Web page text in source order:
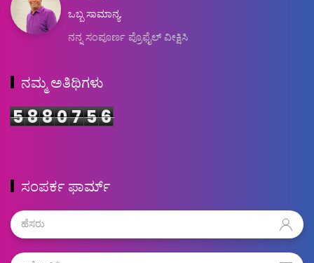
ಒಬ್ಬ ಸಾಮಾನ್ಯ.
ನನ್ನ ಸಂಪೂರ್ಣ ಪ್ರೊಫೈಲ್ ವೀಕ್ಷಿಸಿ
ನಮ್ಮ ಅತಿಥಿಗಳು
5880756
ಸಂಪರ್ಕ ಫಾರ್ಮ್